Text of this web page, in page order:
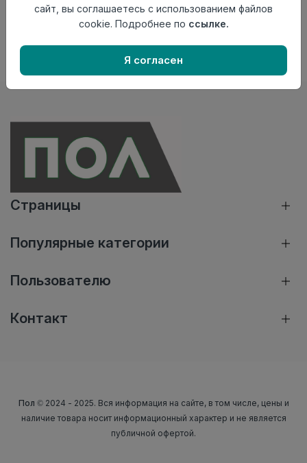
Внимание! Внешний вид товара может отличаться от
представленного на настоящем сайте. Проверяйте
в момент приобретения товара.
Страницы
Популярные категории
Пользователю
Контакт
Пол © 2024 - 2025. Вся информация на сайте, в том числе, цены и
наличие товара носит информационный характер и не является
публичной офертой.
сайт, вы соглашаетесь с использованием файлов
cookie. Подробнее по ссылке.
Я согласен